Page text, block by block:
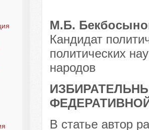
М.Б.
Кандидат
политических
народов
В статье автор